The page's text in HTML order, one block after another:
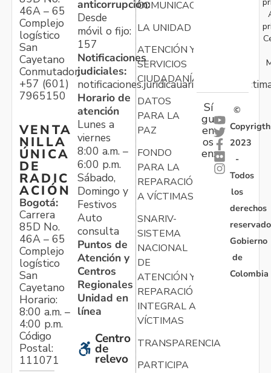
46A – 65
Complejo
logístico
San
Cayetano
Conmutador:
+57 (601)
7965150
VENTA
NILLA
ÚNICA
DE
RADIC
ACIÓN
Bogotá:
Carrera
85D No.
46A – 65
Complejo
logístico
San
Cayetano
Horario:
8:00 a.m. –
4:00 p.m.
Código
Postal:
111071
anticorrupción:
Desde
móvil o fijo:
157
Notificaciones
judiciales:
Horario de
atención
Lunes a
viernes
8:00 a.m. –
6:00 p.m.
Sábado,
Domingo y
Festivos
Auto
consulta
Puntos de
Atención y
Centros
Regionales
Unidad en
línea
Centro
de
relevo
COMUNICACIONES
LA UNIDAD
ATENCIÓN Y
SERVICIOS
CIUDADANÍA
DATOS
PARA LA
PAZ
FONDO
PARA LA
REPARACIÓN
A VÍCTIMAS
SNARIV-
SISTEMA
NACIONAL
DE
ATENCIÓN Y
REPARACIÓN
INTEGRAL A
VÍCTIMAS
TRANSPARENCIA
PARTICIPA
Sí
gu
en
os
en:
©
Copyrigth
2023
-
Todos
los
derechos
Gobierno
de
Colombia